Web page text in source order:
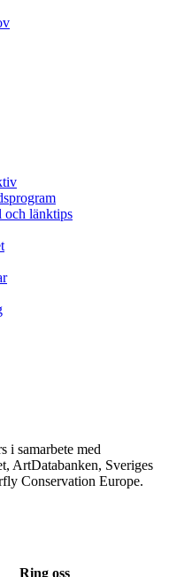
och länktips
i samarbete med
ArtDatabanken, Sveriges
Conservation Europe.
Ring oss